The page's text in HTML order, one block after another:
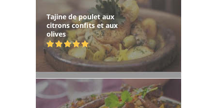
Tajine de poulet aux
citrons confits et aux
olives